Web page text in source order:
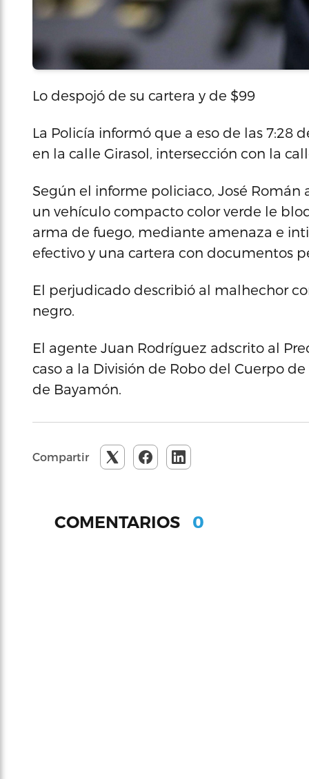
Lo despojó de su cartera y de $99
La Policía informó que a eso de las 7:28
en la calle Girasol, intersección con la
Según el informe policiaco, José
un vehículo compacto color verde le
arma de fuego, mediante amenaza e
efectivo y una cartera con documentos
El perjudicado describió al malhechor
negro.
El agente Juan Rodríguez adscrito al
caso a la División de Robo del Cuerpo
de Bayamón.
Compartir
COMENTARIOS 0